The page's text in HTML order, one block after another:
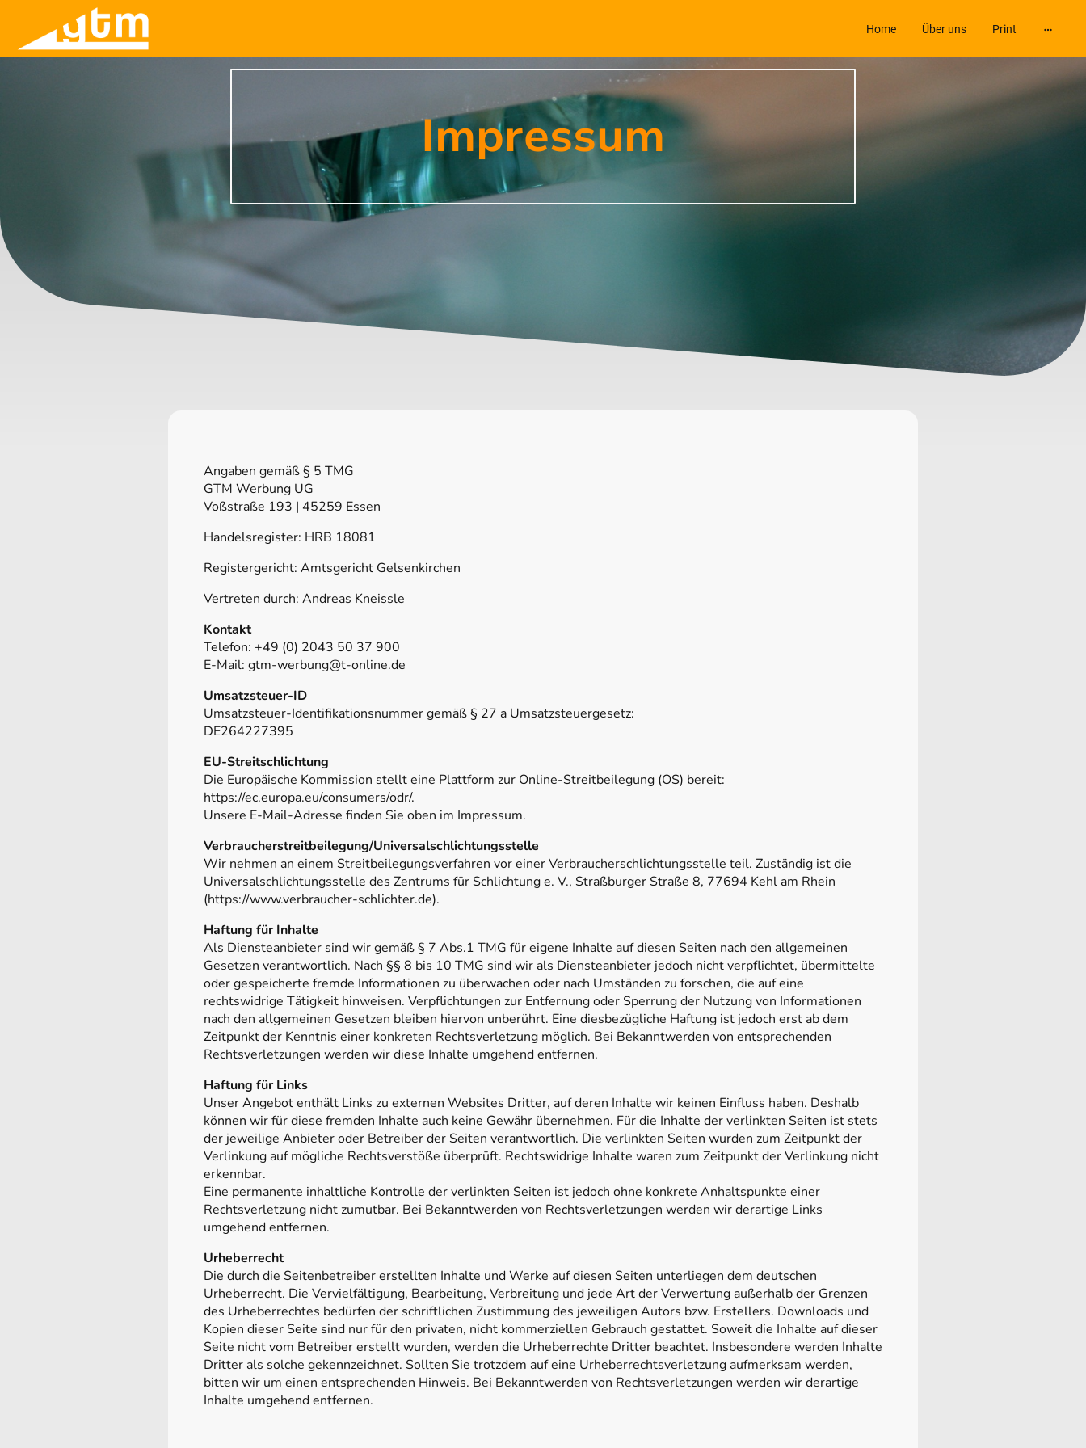
Home Über uns Print
Impressum
Angaben gemäß § 5 TMG
GTM Werbung UG
Voßstraße 193 | 45259 Essen
Handelsregister: HRB 18081
Registergericht: Amtsgericht Gelsenkirchen
Vertreten durch: Andreas Kneissle
Kontakt
Telefon: +49 (0) 2043 50 37 900
E-Mail: gtm-werbung@t-online.de
Umsatzsteuer-ID
Umsatzsteuer-Identifikationsnummer gemäß § 27 a Umsatzsteuergesetz:
DE264227395
EU-Streitschlichtung
Die Europäische Kommission stellt eine Plattform zur Online-Streitbeilegung (OS) bereit:
https://ec.europa.eu/consumers/odr/.
Unsere E-Mail-Adresse finden Sie oben im Impressum.
Verbraucherstreitbeilegung/Universalschlichtungsstelle
Wir nehmen an einem Streitbeilegungsverfahren vor einer Verbraucherschlichtungsstelle teil. Zuständig ist die
Universalschlichtungsstelle des Zentrums für Schlichtung e. V., Straßburger Straße 8, 77694 Kehl am Rhein
(https://www.verbraucher-schlichter.de).
Haftung für Inhalte
Als Diensteanbieter sind wir gemäß § 7 Abs.1 TMG für eigene Inhalte auf diesen Seiten nach den allgemeinen
Gesetzen verantwortlich. Nach §§ 8 bis 10 TMG sind wir als Diensteanbieter jedoch nicht verpflichtet, übermittelte
oder gespeicherte fremde Informationen zu überwachen oder nach Umständen zu forschen, die auf eine
rechtswidrige Tätigkeit hinweisen. Verpflichtungen zur Entfernung oder Sperrung der Nutzung von Informationen
nach den allgemeinen Gesetzen bleiben hiervon unberührt. Eine diesbezügliche Haftung ist jedoch erst ab dem
Zeitpunkt der Kenntnis einer konkreten Rechtsverletzung möglich. Bei Bekanntwerden von entsprechenden
Rechtsverletzungen werden wir diese Inhalte umgehend entfernen.
Haftung für Links
Unser Angebot enthält Links zu externen Websites Dritter, auf deren Inhalte wir keinen Einfluss haben. Deshalb
können wir für diese fremden Inhalte auch keine Gewähr übernehmen. Für die Inhalte der verlinkten Seiten ist stets
der jeweilige Anbieter oder Betreiber der Seiten verantwortlich. Die verlinkten Seiten wurden zum Zeitpunkt der
Verlinkung auf mögliche Rechtsverstöße überprüft. Rechtswidrige Inhalte waren zum Zeitpunkt der Verlinkung nicht
erkennbar.
Eine permanente inhaltliche Kontrolle der verlinkten Seiten ist jedoch ohne konkrete Anhaltspunkte einer
Rechtsverletzung nicht zumutbar. Bei Bekanntwerden von Rechtsverletzungen werden wir derartige Links
umgehend entfernen.
Urheberrecht
Die durch die Seitenbetreiber erstellten Inhalte und Werke auf diesen Seiten unterliegen dem deutschen
Urheberrecht. Die Vervielfältigung, Bearbeitung, Verbreitung und jede Art der Verwertung außerhalb der Grenzen
des Urheberrechtes bedürfen der schriftlichen Zustimmung des jeweiligen Autors bzw. Erstellers. Downloads und
Kopien dieser Seite sind nur für den privaten, nicht kommerziellen Gebrauch gestattet. Soweit die Inhalte auf dieser
Seite nicht vom Betreiber erstellt wurden, werden die Urheberrechte Dritter beachtet. Insbesondere werden Inhalte
Dritter als solche gekennzeichnet. Sollten Sie trotzdem auf eine Urheberrechtsverletzung aufmerksam werden,
bitten wir um einen entsprechenden Hinweis. Bei Bekanntwerden von Rechtsverletzungen werden wir derartige
Inhalte umgehend entfernen.